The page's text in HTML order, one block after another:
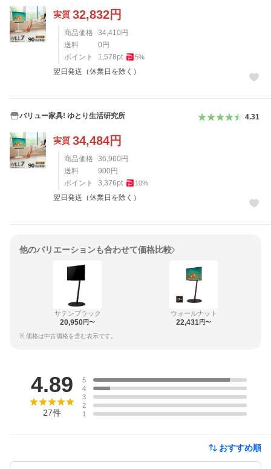
実質 32,832円
商品価格 34,410 円
送料
0 円
ポイント
1,578pt 5%
翌日発送（休業日を除く）
バリュー家具! ゆとり生活研究所 4.31
実質 34,484円
商品価格 36,960 円
送料
900 円
ポイント
3,376pt 10%
翌日発送（休業日を除く）
他のバリエーションも合わせて価格比較
サテンブラック
20,950円〜
ウォールナット
22,431円〜
※ 価格は中古価格を含む表示です。
4.89
27件
5
4
3
2
1
おすすめ順